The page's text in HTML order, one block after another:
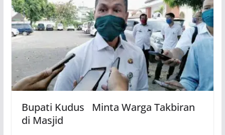
Bupati Kudus Minta Warga Takbiran
di Masjid